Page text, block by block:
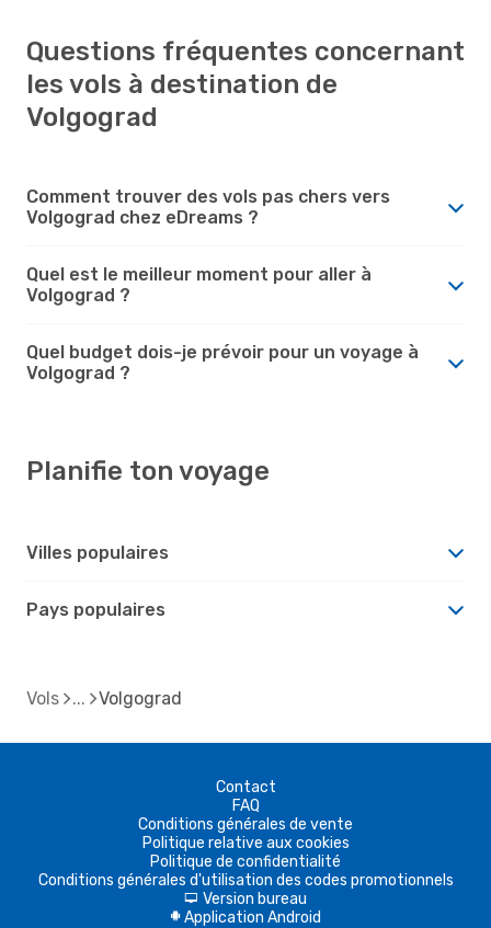
Questions fréquentes concernant
les vols à destination de
Volgograd
Comment trouver des vols pas chers vers
Volgograd chez eDreams ?
Quel est le meilleur moment pour aller à
Volgograd ?
Quel budget dois-je prévoir pour un voyage à
Volgograd ?
Planifie ton voyage
Villes populaires
Pays populaires
Vols Volgograd
Contact
FAQ
Conditions générales de vente
Politique relative aux cookies
Politique de confidentialité
Conditions générales d'utilisation des codes promotionnels
d Version bureau
A Application Android